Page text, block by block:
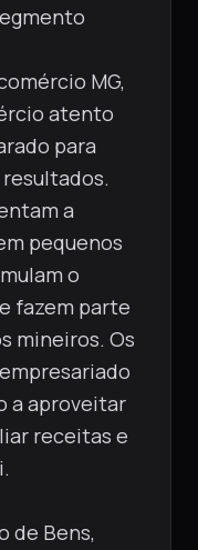
MG,
atento
para
a
pequenos
o
fazem parte
mineiros. Os
a aproveitar
receitas e
de Bens,